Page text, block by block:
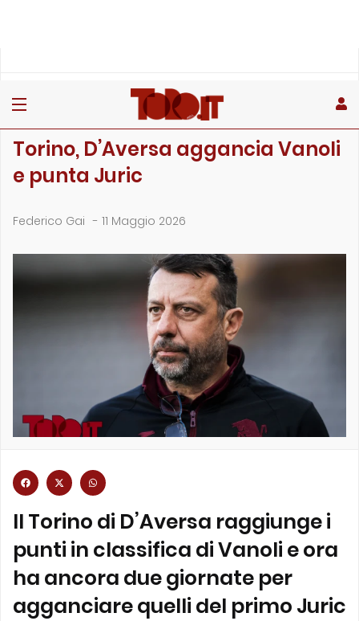
Torino, D’Aversa aggancia Vanoli
e punta Juric
Federico Gai - 11 Maggio 2026
Il Torino di D’Aversa raggiunge i
punti in classifica di Vanoli e ora
ha ancora due giornate per
agganciare quelli del primo Juric